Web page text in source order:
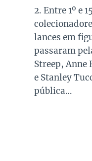
1837 pelo
Hermès em
de seus 187
marca
icônicos de
objeto de
mulheres ao